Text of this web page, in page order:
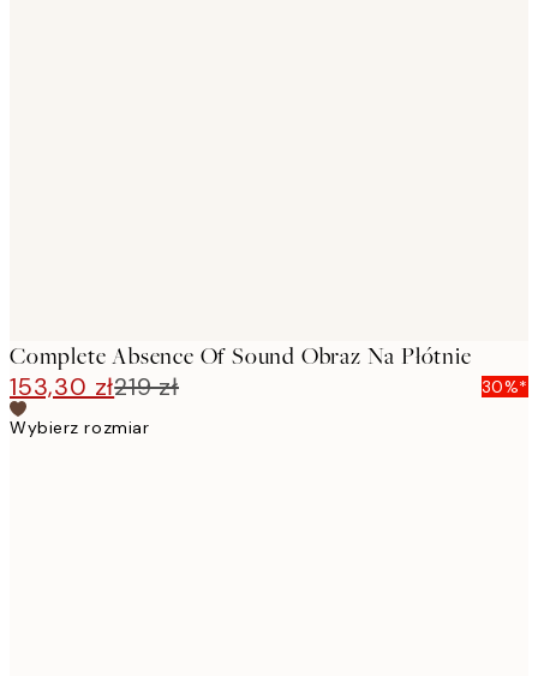
Complete Absence Of Sound Obraz Na Płótnie
153,30 zł219 zł
30%*
Wybierz rozmiar